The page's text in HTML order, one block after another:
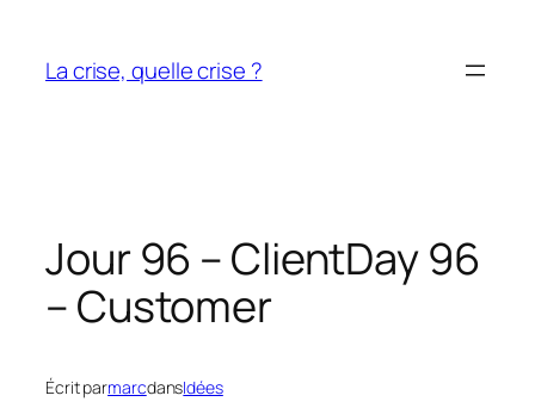
contenu
La crise, quelle crise ?
Jour 96 – ClientDay 96
– Customer
Écrit parmarcdansIdées